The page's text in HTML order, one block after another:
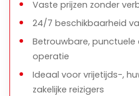
Vaste prijzen zonder
24/7 beschikbaarheid
Betrouwbare, punctuele
operatie
Ideaal voor vrijetijds-,
zakelijke reizigers